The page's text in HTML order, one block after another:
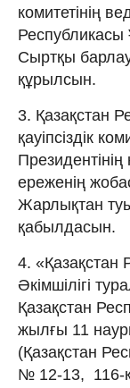
комитетінің
Республикасы
Сыртқы
құрылсын.
3. Қазақстан
қауіпсіздік
ереженің
Жарлықтан
қабылдасын.
4. «Қазақстан
Әкімшілігі
Қазақстан
жылғы 11
(Қазақстан
№ 12-13, 116-